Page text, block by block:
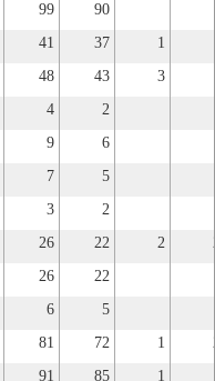
99
90
41 37 1
48 43
3
4 2
9
6
7
5
3
2
26 22 2
26 22
6 5
81 72 1
91 85 1